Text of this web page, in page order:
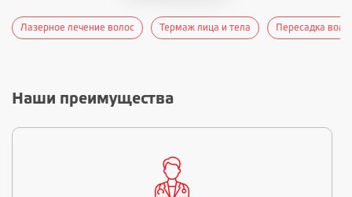
Лазерное лечение волос Термаж лица и тела Пересадка
Наши преимущества